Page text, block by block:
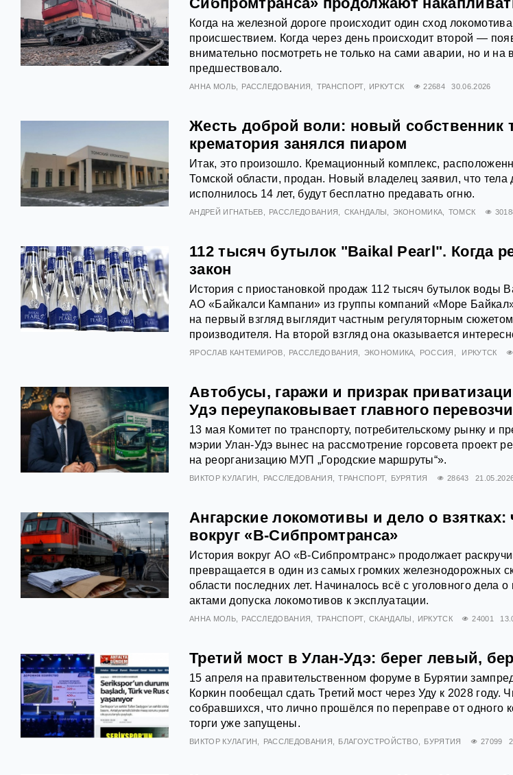
Когда на железной дороге происходит один сход
происшествием. Когда через день происходит второй —
внимательно посмотреть не только на сами аварии, но и на
предшествовало.
АННА МОЛЬ РАССЛЕДОВАНИЯ ТРАНСПОРТ ИРКУТСК 22684 30.06.2026
Жесть доброй воли: новый собственник
крематория занялся пиаром
Итак, это произошло. Кремационный комплекс,
Томской области, продан. Новый владелец заявил, что тела
исполнилось 14 лет, будут бесплатно предавать огню.
АНДРЕЙ ИГНАТЬЕВ РАССЛЕДОВАНИЯ СКАНДАЛЫ ЭКОНОМИКА ТОМСК
112 тысяч бутылок "Baikal Pearl". Когда
закон
История с приостановкой продаж 112 тысяч бутылок воды
АО «Байкалси Кампани» из группы компаний «Море
на первый взгляд выглядит частным регуляторным сюжетом
производителя. На второй взгляд она оказывается
ЯРОСЛАВ КАНТЕМИРОВ РАССЛЕДОВАНИЯ ЭКОНОМИКА РОССИЯ ИРКУТСК
Автобусы, гаражи и призрак
Удэ переупаковывает главного
13 мая Комитет по транспорту, потребительскому рынку и
мэрии Улан-Удэ вынес на рассмотрение горсовета проект
на реорганизацию МУП „Городские маршруты“».
ВИКТОР КУЛАГИН РАССЛЕДОВАНИЯ ТРАНСПОРТ БУРЯТИЯ 28643
Ангарские локомотивы и дело о взятках:
вокруг «В-Сибпромтранса»
История вокруг АО «В-Сибпромтранс» продолжает
превращается в один из самых громких железнодорожных
области последних лет. Начиналось всё с уголовного дела о
актами допуска локомотивов к эксплуатации.
АННА МОЛЬ РАССЛЕДОВАНИЯ ТРАНСПОРТ СКАНДАЛЫ ИРКУТСК 24001
Третий мост в Улан-Удэ: берег левый,
15 апреля на правительственном форуме в Бурятии
Коркин пообещал сдать Третий мост через Уду к 2028 году.
собравшихся, что лично прошёлся по переправе от одного
торги уже запущены.
ВИКТОР КУЛАГИН РАССЛЕДОВАНИЯ БЛАГОУСТРОЙСТВО БУРЯТИЯ 27099